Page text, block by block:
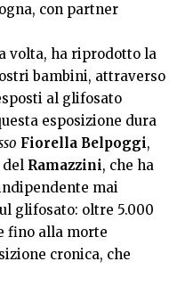
con partner
volta, ha riprodotto la
bambini, attraverso
al glifosato
esposizione dura
Fiorella Belpoggi,
Ramazzini, che ha
mai
glifosato: oltre 5.000
fino alla morte
cronica, che